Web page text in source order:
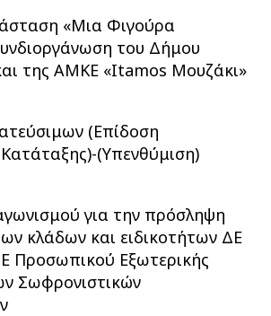
«Μια Φιγούρα
του Δήμου
της ΑΜΚΕ «Itamos Μουζάκι»
(Επίδοση
(Υπενθύμιση)
για την πρόσληψη
κλάδων και ειδικοτήτων ΔΕ
Προσωπικού Εξωτερικής
Σωφρονιστικών